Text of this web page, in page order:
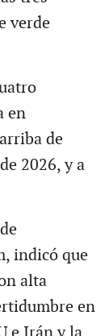
verde
en
de
2026, y a
indicó que
alta
en